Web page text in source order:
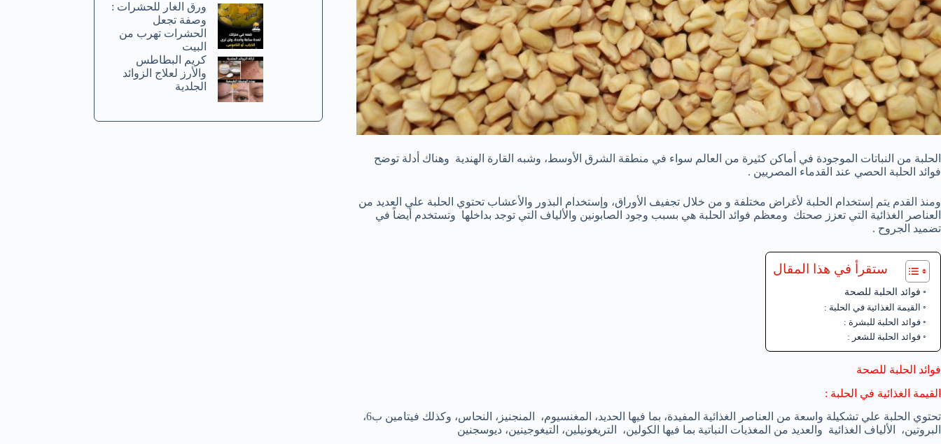
الحلبة من النباتات الموجودة في أماكن كثيرة من العالم سواء في منطقة الشرق الأوسط، وشبه القارة الهندية وهناك أدلة توضح
فوائد الحلبة الحصي عند القدماء المصريين .
ومنذ القدم يتم إستخدام الحلبة لأغراض مختلفة و من خلال تجفيف الأوراق، وإستخدام البذور والأعشاب تحتوي الحلبة علي العديد من
العناصر الغذائية التي تعزز صحتك ومعظم فوائد الحلبة هي بسبب وجود الصابونين والألياف التي توجد بداخلها وتستخدم أيضاً في
تضميد الجروح .
ستقرأ في هذا المقال
فوائد الحلبة للصحة
القيمة الغذائية في الحلبة :
فوائد الحلبة للبشرة :
فوائد الحلبة للشعر :
فوائد الحلبة للصحة
القيمة الغذائية في الحلبة :
تحتوي الحلبة علي تشكيلة واسعة من العناصر الغذائية المفيدة، بما فيها الحديد، المغنسيوم، المنجنيز، النحاس، وكذلك فيتامين ب6،
البروتين، الألياف الغذائية والعديد من المغذيات النباتية بما فيها الكولين، التريغونيلين، التيغوجينين، ديوسجنين
ورق الغار للحشرات :
وصفة تجعل
الحشرات تهرب من
البيت
كريم البطاطس
والأرز لعلاج الزوائد
الجلدية